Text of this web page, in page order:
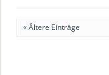
« Ältere Einträge